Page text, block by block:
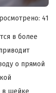
41
в более
о прямой
в шейке